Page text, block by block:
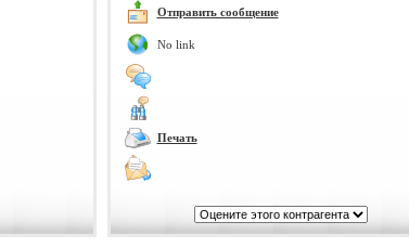
Отправить сообщение
No link
Печать